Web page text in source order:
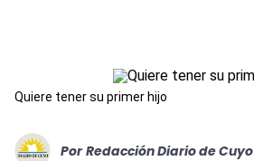
Quiere tener su primer hijo
Por Redacción Diario de Cuyo